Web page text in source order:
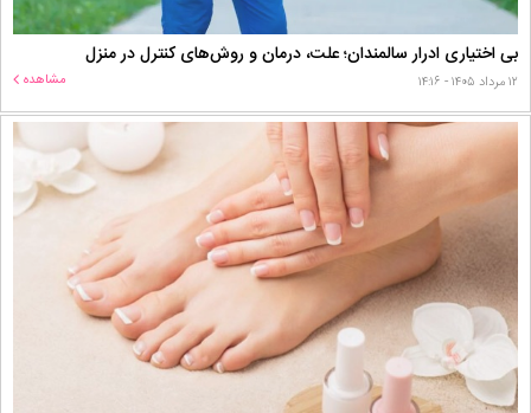
بی اختیاری ادرار سالمندان؛ علت، درمان و روش‌های کنترل در منزل
۱۲ مرداد ۱۴۰۵ - ۱۴:۱۶ مشاهده